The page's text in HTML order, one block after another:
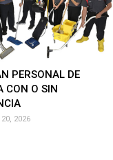
PERSONAL DE
CON O SIN
20, 2026